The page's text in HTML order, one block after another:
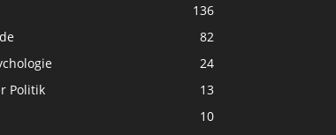
136
82
24
Politik
13
10